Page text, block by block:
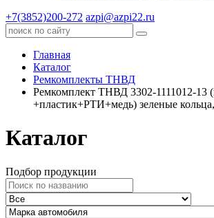
+7(3852)200-272 azpi@azpi22.ru
Главная
Каталог
Ремкомплекты ТНВД
Ремкомплект ТНВД 3302-1111012-
+пластик+РТИ+медь) зеленые
Каталог
Подбор продукции